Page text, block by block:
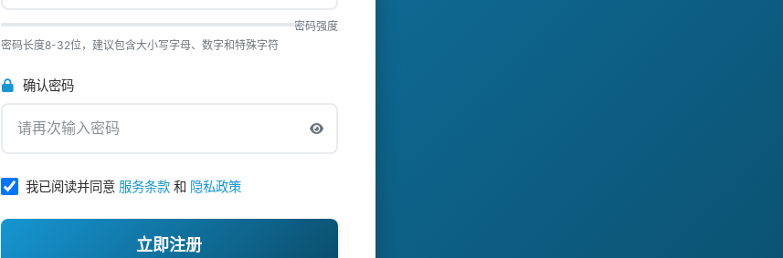
密码强度
密码长度8-32位，建议包含大小写字母、数字和特殊字符
确认密码
我已阅读并同意 服务条款和 隐私政策
立即注册